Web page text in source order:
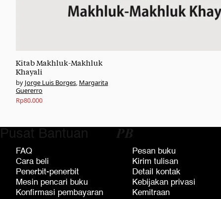
Kitab Makhluk-Makhluk
Khayali
Jorge Luis Borges, Margarita
Guererro
Rp80.000
Pusat Bantuan
FAQ
Cara beli
Penerbit-penerbit
Mesin pencari buku
Konfirmasi pembayaran
𝑷𝑩
Pesan buku
Kirim tulisan
Detail kontak
Kebijakan privasi
Kemitraan